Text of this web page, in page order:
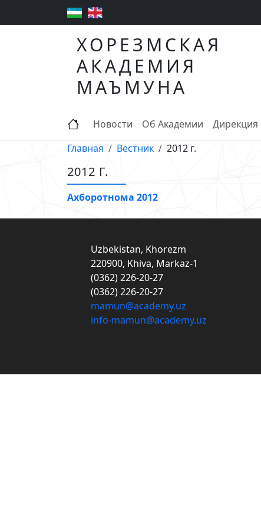
ХОРЕЗМСКАЯ
АКАДЕМИЯ
МАЪМУНА
Новости Об Академии Дирекция
Главная
Вестник 2012 г.
2012 Г.
Ахборотнома 2012
Uzbekistan, Khorezm
220900, Khiva, Markaz-1
(0362) 226-20-27
(0362) 226-20-27
mamun@academy.uz
info-mamun@academy.uz